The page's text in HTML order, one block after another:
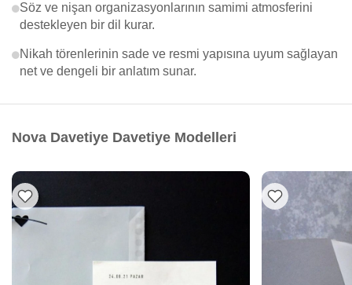
Söz ve nişan organizasyonlarının samimi atmosferini
destekleyen bir dil kurar.
Nikah törenlerinin sade ve resmi yapısına uyum sağlayan
net ve dengeli bir anlatım sunar.
Nova Davetiye Davetiye Modelleri